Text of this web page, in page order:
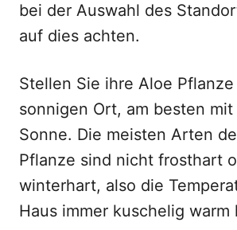
bei der Auswahl des
auf dies achten.
Stellen Sie ihre Aloe
sonnigen Ort, am besten
Sonne. Die meisten Arten
Pflanze sind nicht frosthart
winterhart, also die
Haus immer kuschelig warm